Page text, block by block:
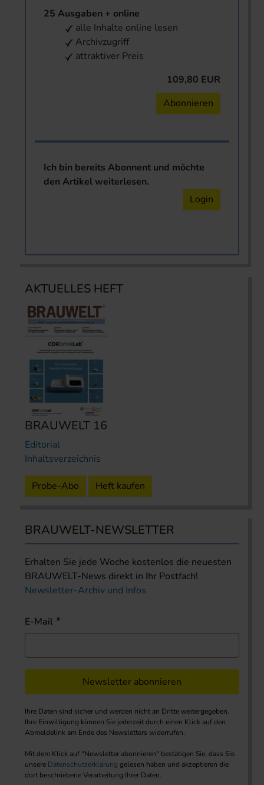
25 Ausgaben + online
alle Inhalte online lesen
Archivzugriff
attraktiver Preis
109,80 EUR
Abonnieren
Ich bin bereits Abonnent und möchte
den Artikel weiterlesen.
Login
AKTUELLES HEFT
BRAUWELT 16
Editorial
Inhaltsverzeichnis
Probe-Abo Heft kaufen
BRAUWELT-NEWSLETTER
Erhalten Sie jede Woche kostenlos die neuesten
BRAUWELT-News direkt in Ihr Postfach!
Newsletter-Archiv und Infos
E-Mail
Newsletter abonnieren
Ihre Daten sind sicher und werden nicht an Dritte weitergegeben.
Ihre Einwilligung können Sie jederzeit durch einen Klick auf den
Abmeldelink am Ende des Newsletters widerrufen.
Mit dem Klick auf "Newsletter abonnieren" bestätigen Sie, dass Sie
unsere Datenschutzerklärung gelesen haben und akzeptieren die
dort beschriebene Verarbeitung Ihrer Daten.